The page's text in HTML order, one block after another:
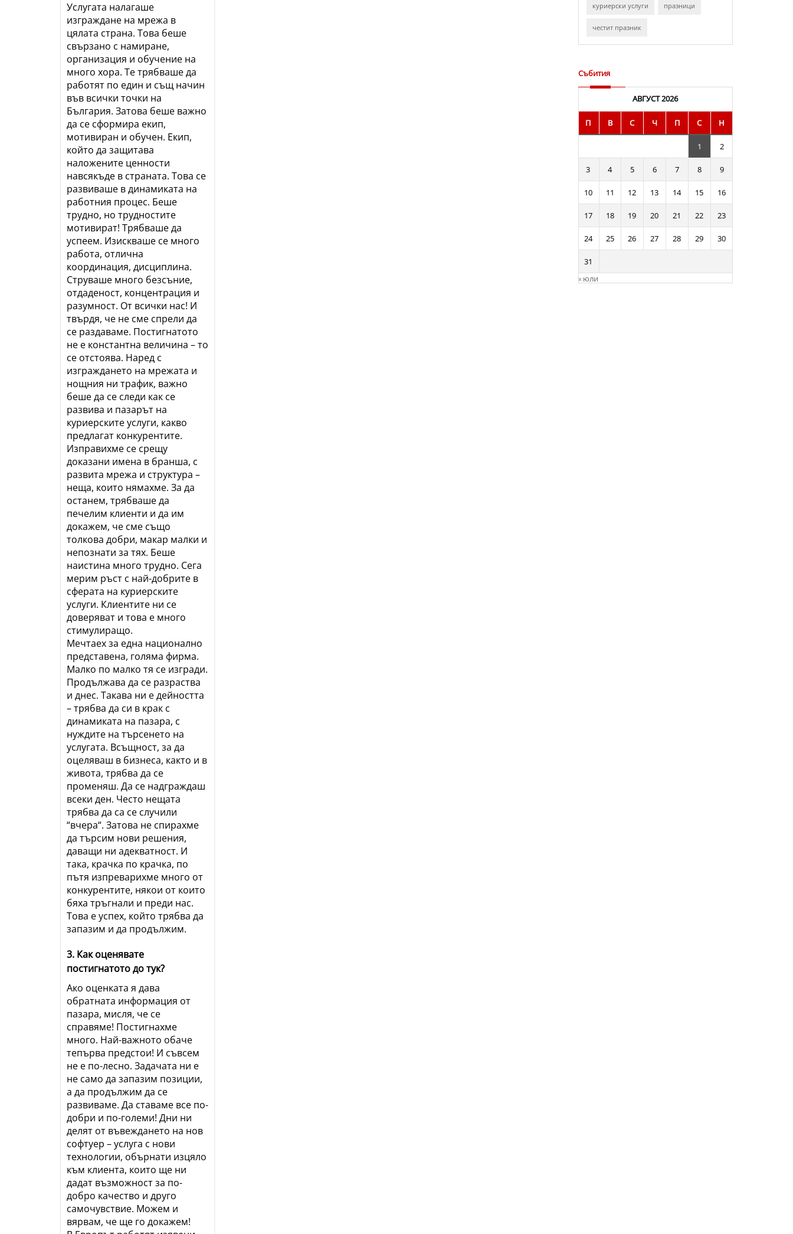
Услугата налагаше
изграждане на мрежа в
цялата страна. Това беше
свързано с намиране,
организация и обучение на
много хора. Те трябваше да
работят по един и същ начин
във всички точки на
България. Затова беше важно
да се сформира екип,
мотивиран и обучен. Екип,
който да защитава
наложените ценности
навсякъде в страната. Това се
развиваше в динамиката на
работния процес. Беше
трудно, но трудностите
мотивират! Трябваше да
успеем. Изискваше се много
работа, отлична
координация, дисциплина.
Струваше много безсъние,
отдаденост, концентрация и
разумност. От всички нас! И
твърдя, че не сме спрели да
се раздаваме. Постигнатото
не е константна величина – то
се отстоява. Наред с
изграждането на мрежата и
нощния ни трафик, важно
беше да се следи как се
развива и пазарът на
куриерските услуги, какво
предлагат конкурентите.
Изправихме се срещу
доказани имена в бранша, с
развита мрежа и структура –
неща, които нямахме. За да
останем, трябваше да
печелим клиенти и да им
докажем, че сме също
толкова добри, макар малки и
непознати за тях. Беше
наистина много трудно. Сега
мерим ръст с най-добрите в
сферата на куриерските
услуги. Клиентите ни се
доверяват и това е много
стимулиращо.
Мечтаех за една национално
представена, голяма фирма.
Малко по малко тя се изгради.
Продължава да се разраства
и днес. Такава ни е дейността
– трябва да си в крак с
динамиката на пазара, с
нуждите на търсенето на
услугата. Всъщност, за да
оцеляваш в бизнеса, както и в
живота, трябва да се
променяш. Да се надграждаш
всеки ден. Често нещата
трябва да са се случили
“вчера“. Затова не спирахме
да търсим нови решения,
даващи ни адекватност. И
така, крачка по крачка, по
пътя изпреварихме много от
конкурентите, някои от които
бяха тръгнали и преди нас.
Това е успех, който трябва да
запазим и да продължим.
3. Как оценявате
постигнатото до тук?
Ако оценката я дава
обратната информация от
пазара, мисля, че се
справяме! Постигнахме
много. Най-важното обаче
тепърва предстои! И съвсем
не е по-лесно. Задачата ни е
не само да запазим позиции,
а да продължим да се
развиваме. Да ставаме все по-
добри и по-големи! Дни ни
делят от въвеждането на нов
софтуер – услуга с нови
технологии, обърнати изцяло
към клиента, които ще ни
дадат възможност за по-
добро качество и друго
самочувствие. Можем и
вярвам, че ще го докажем!
куриерски услуги празници
честит празник
Събития
АВГУСТ 2026
П В С Ч П С Н
1 2
3 4 5 6 7 8 9
10 11 12 13 14 15 16
17 18 19 20 21 22 23
24 25 26 27 28 29 30
31
« юли